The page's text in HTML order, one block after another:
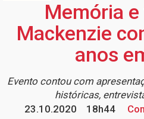
Memória
Mackenzie
anos
Evento contou com
históricas,
23.10.2020
18h44